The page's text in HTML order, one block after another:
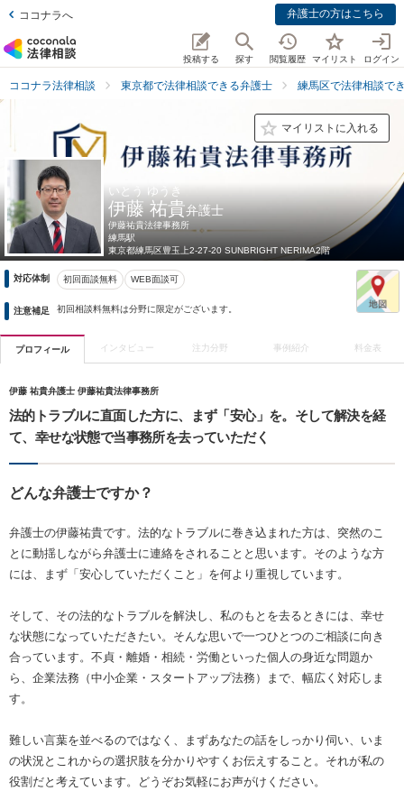
ココナラへ 弁護士の方はこちら
投稿する 探す 閲覧履歴 マイリスト ログイン
ココナラ法律相談 東京都で法律相談できる弁護士 練馬区で法律相談で
マイリストに入れる
いとう ゆうき
伊藤 祐貴弁護士
伊藤祐貴法律事務所
練馬駅
東京都練馬区豊玉上2-27-20 SUNBRIGHT NERIMA2階
対応体制 初回面談無料 WEB面談可
注意補足 初回相談料無料は分野に限定がございます。
プロフィール インタビュー 注力分野 事例紹介 料金表
伊藤 祐貴弁護士 伊藤祐貴法律事務所
法的トラブルに直面した方に、まず「安心」を。そして解決を経
て、幸せな状態で当事務所を去っていただく
どんな弁護士ですか？
弁護士の伊藤祐貴です。法的なトラブルに巻き込まれた方は、突然のこ
とに動揺しながら弁護士に連絡をされることと思います。そのような方
には、まず「安心していただくこと」を何より重視しています。
そして、その法的なトラブルを解決し、私のもとを去るときには、幸せ
な状態になっていただきたい。そんな思いで一つひとつのご相談に向き
合っています。不貞・離婚・相続・労働といった個人の身近な問題か
ら、企業法務（中小企業・スタートアップ法務）まで、幅広く対応しま
す。
難しい言葉を並べるのではなく、まずあなたの話をしっかり伺い、いま
の状況とこれからの選択肢を分かりやすくお伝えすること。それが私の
役割だと考えています。どうぞお気軽にお声がけください。